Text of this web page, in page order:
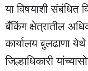
या विषयाशी
बँकिंग क्षेत्रातील
कार्यालय बुलढाणा
जिल्हाधिकारी